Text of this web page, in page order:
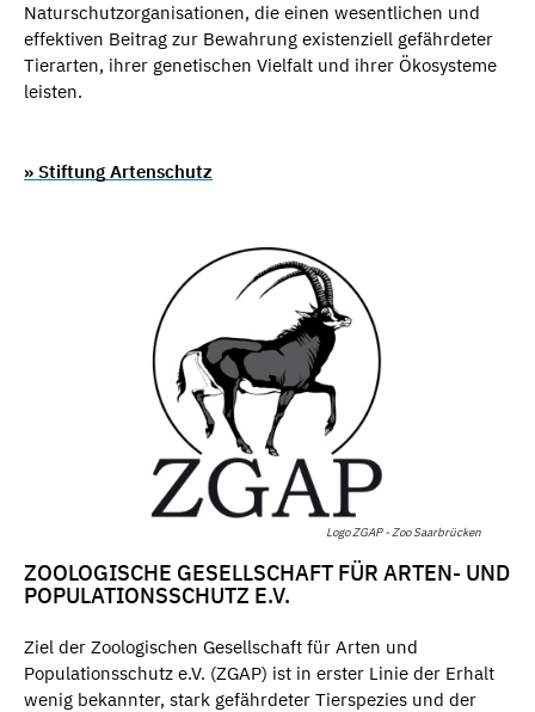
Naturschutzorganisationen, die einen wesentlichen und
effektiven Beitrag zur Bewahrung existenziell gefährdeter
Tierarten, ihrer genetischen Vielfalt und ihrer Ökosysteme
leisten.
» Stiftung Artenschutz
Logo ZGAP - Zoo Saarbrücken
ZOOLOGISCHE GESELLSCHAFT FÜR ARTEN- UND
POPULATIONSSCHUTZ E.V.
Ziel der Zoologischen Gesellschaft für Arten und
Populationsschutz e.V. (ZGAP) ist in erster Linie der Erhalt
wenig bekannter, stark gefährdeter Tierspezies und der